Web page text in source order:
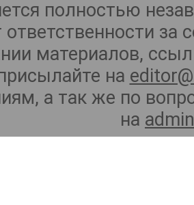
полностью
ответственности
материалов,
на
а так же по
на